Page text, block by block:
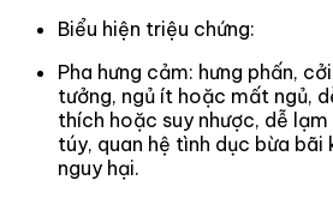
Biểu hiện triệu chứng:
Pha hưng cảm: hưng phấn,
tưởng, ngủ ít hoặc mất ngủ,
thích hoặc suy nhược, dễ
túy, quan hệ tình dục bừa bãi
nguy hại.